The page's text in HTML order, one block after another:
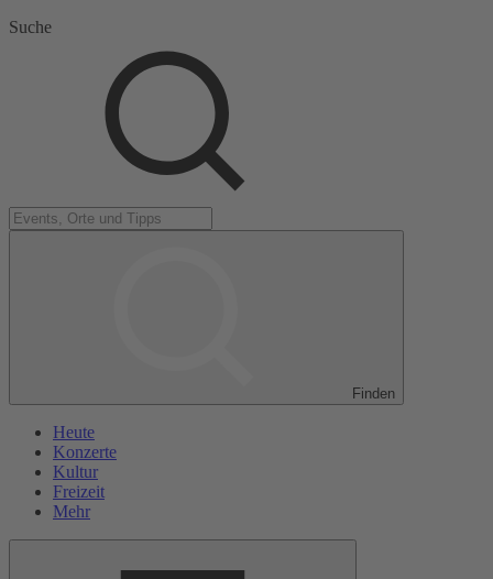
Suche
Finden
Heute
Konzerte
Kultur
Freizeit
Mehr